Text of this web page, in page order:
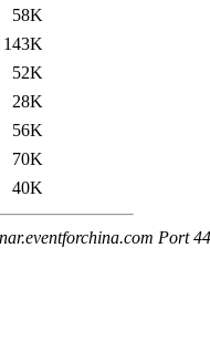
58K
143K
52K
28K
56K
70K
40K
Port